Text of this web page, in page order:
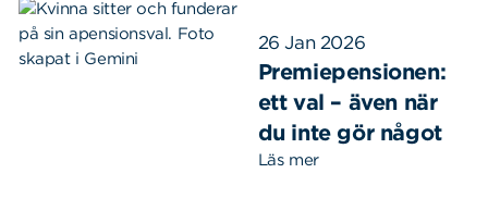
26 Jan 2026
Premiepensionen:
ett val – även när
du inte gör något
Läs mer